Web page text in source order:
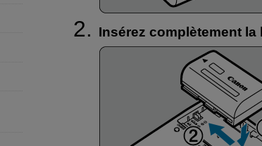
Insérez complètement